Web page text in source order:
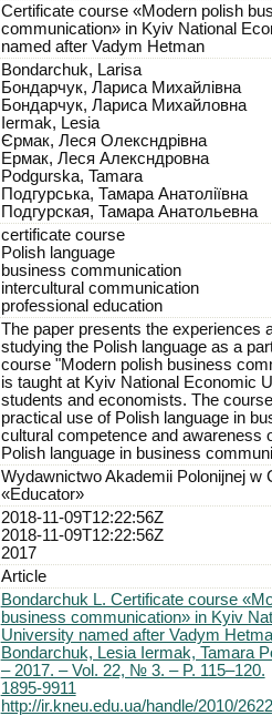
Certificate course «Modern polish
communication» in Kyiv National
named after Vadym Hetman
Bondarchuk, Larisa
Бондарчук, Лариса Михайлівна
Бондарчук, Лариса Михайловна
Iermak, Lesia
Єрмак, Леся Олексндрівна
Ермак, Леся Алексндровна
Podgurska, Tamara
Подгурська, Тамара Анатоліївна
Подгурская, Тамара Анатольевна
certificate course
Polish language
business communication
intercultural communication
professional education
The paper presents the experiences
studying the Polish language as a
course "Modern polish business
is taught at Kyiv National Economic
students and economists. The
practical use of Polish language in
cultural competence and awareness
Polish language in business
Wydawnictwo Akademii Polonijnej w
«Educator»
2018-11-09T12:22:56Z
2018-11-09T12:22:56Z
2017
Article
Bondarchuk L. Certificate course
business communication» in Kyiv
University named after Vadym
Bondarchuk, Lesia Iermak, Tamara
– 2017. – Vol. 22, № 3. – P. 115–120.
1895-9911
http://ir.kneu.edu.ua/handle/2010/